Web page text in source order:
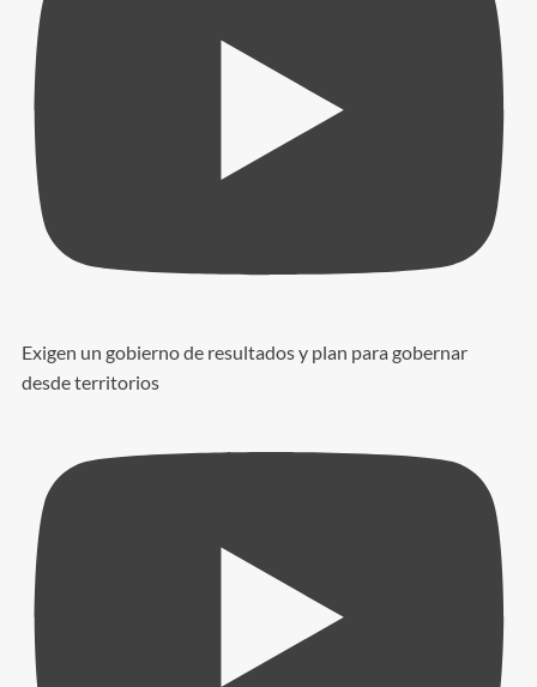
Exigen un gobierno de resultados y plan para gobernar
desde territorios